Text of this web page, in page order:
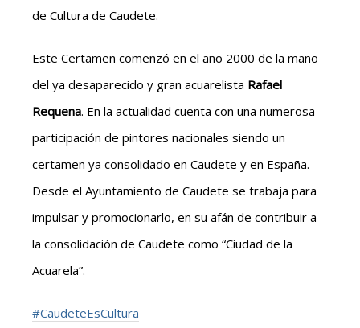
de Cultura de Caudete.
Este Certamen comenzó en el año 2000 de la mano
del ya desaparecido y gran acuarelista Rafael
Requena. En la actualidad cuenta con una numerosa
participación de pintores nacionales siendo un
certamen ya consolidado en Caudete y en España.
Desde el Ayuntamiento de Caudete se trabaja para
impulsar y promocionarlo, en su afán de contribuir a
la consolidación de Caudete como “Ciudad de la
Acuarela”.
#CaudeteEsCultura